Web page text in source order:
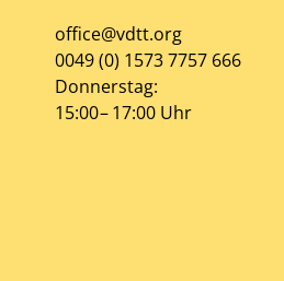
office@vdtt.org
0049 (0) 1573 7757 666
Donnerstag:
15:00 – 17:00 Uhr